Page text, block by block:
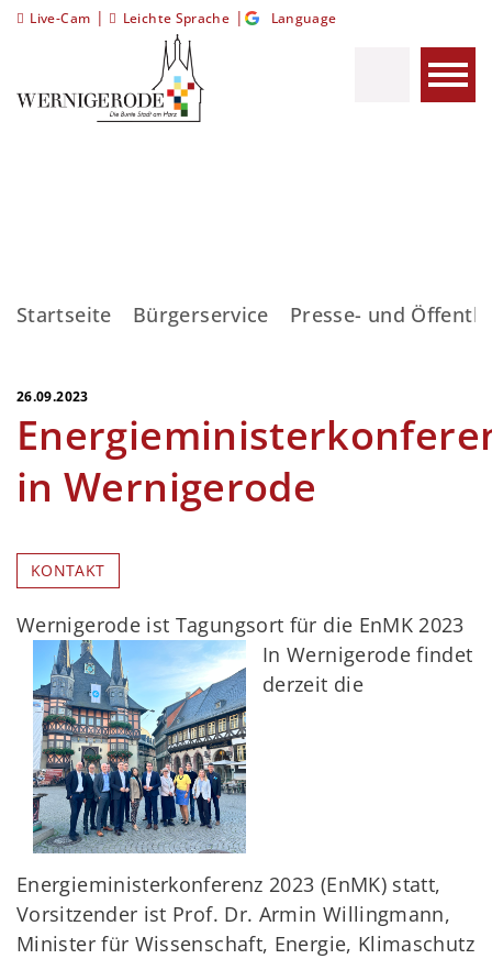
Live-Cam | Leichte Sprache | Language
Startseite Bürgerservice Presse- und
26.09.2023
in Wernigerode
KONTAKT
Wernigerode ist Tagungsort für die EnMK 2023
In Wernigerode findet
derzeit die
Energieministerkonferenz 2023 (EnMK) statt,
Vorsitzender ist Prof. Dr. Armin Willingmann,
Minister für Wissenschaft, Energie, Klimaschutz